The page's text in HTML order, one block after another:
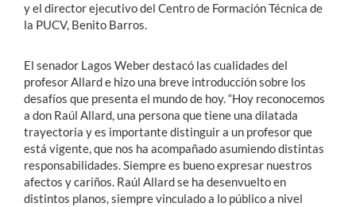
y el director ejecutivo del Centro de Formación Técnica de
la PUCV, Benito Barros.
El senador Lagos Weber destacó las cualidades del
profesor Allard e hizo una breve introducción sobre los
desafíos que presenta el mundo de hoy. “Hoy reconocemos
a don Raúl Allard, una persona que tiene una dilatada
trayectoria y es importante distinguir a un profesor que
está vigente, que nos ha acompañado asumiendo distintas
responsabilidades. Siempre es bueno expresar nuestros
afectos y cariños. Raúl Allard se ha desenvuelto en
distintos planos, siempre vinculado a lo público a nivel